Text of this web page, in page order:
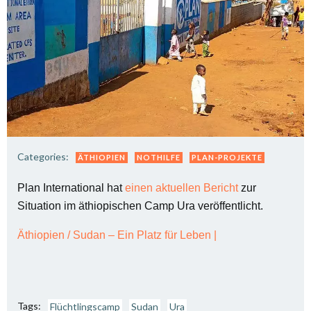
Categories: ÄTHIOPIEN NOTHILFE PLAN-PROJEKTE
Plan International hateinen aktuellen Berichtzur
Situation im äthiopischen Camp Ura veröffentlicht.
Äthiopien / Sudan – Ein Platz für Leben |
Tags: Flüchtlingscamp Sudan Ura